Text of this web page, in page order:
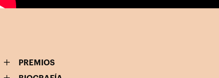
PREMIOS